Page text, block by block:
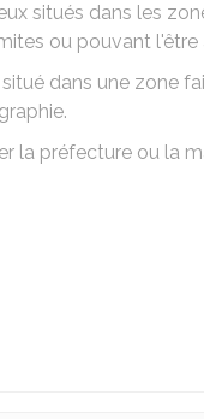
situés dans les
ou pouvant l'être
dans une zone
.
la préfecture ou la